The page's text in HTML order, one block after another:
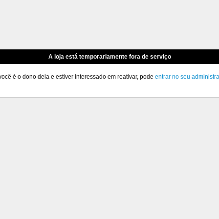
A loja está temporariamente fora de serviço
é o dono dela e estiver interessado em reativar, pode entrar no seu